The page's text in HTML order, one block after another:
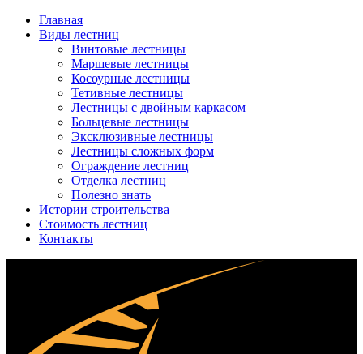
Главная
Виды лестниц
Винтовые лестницы
Маршевые лестницы
Косоурные лестницы
Тетивные лестницы
Лестницы с двойным каркасом
Больцевые лестницы
Эксклюзивные лестницы
Лестницы сложных форм
Ограждение лестниц
Отделка лестниц
Полезно знать
Истории строительства
Стоимость лестниц
Контакты